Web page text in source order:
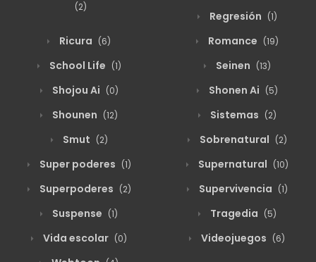
(2)
Regresión (1)
Ricura (6) Romance (19)
School Life (1) Seinen (13)
Shojou Ai (0) Shonen Ai (5)
Shounen (12) Sistemas (2)
Smut (2) Sobrenatural (2)
Super poderes (1) Supernatural (10)
Superpoderes (2) Supervivencia (1)
Suspense (1) Tragedia (5)
Vida escolar (0) Videojuegos (6)